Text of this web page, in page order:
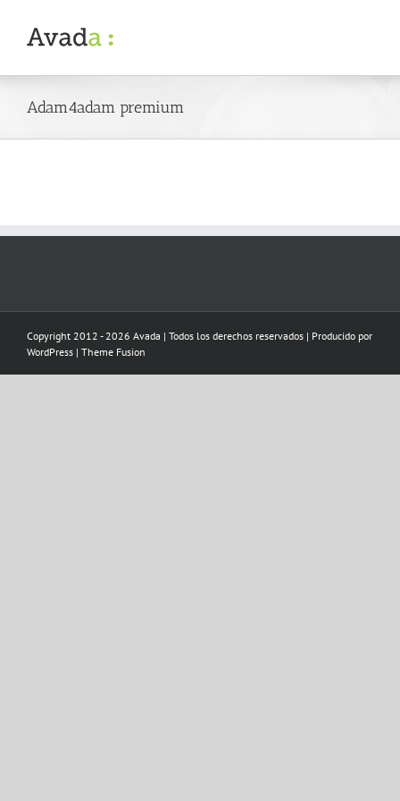
content
Adam4adam premium
Copyright 2012 - 2026 Avada | Todos los derechos reservados | Producido por
WordPress | Theme Fusion